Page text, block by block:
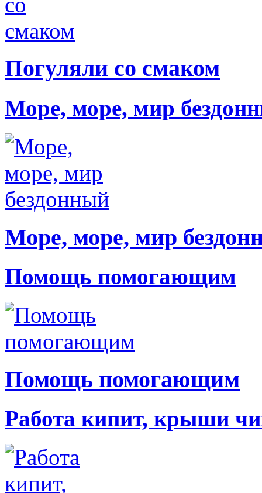
Погуляли со смаком
Море, море, мир
Море, море, мир
Помощь помогающим
Помощь помогающим
Работа кипит, крыши